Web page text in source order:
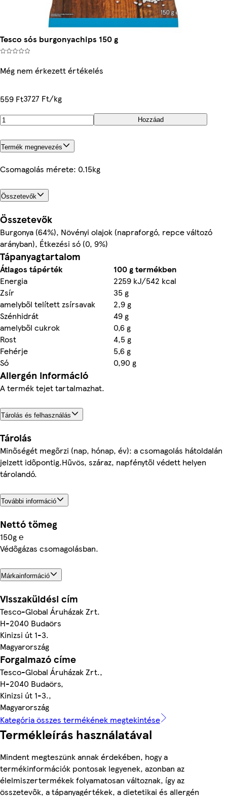
Tesco sós burgonyachips 150 g
Még nem érkezett értékelés
559 Ft3727 Ft/kg
Hozzáad
Termék megnevezés
Csomagolás mérete: 0.15kg
Összetevők
Összetevők
Burgonya (64%), Növényi olajok (napraforgó, repce változó
arányban), Étkezési só (0, 9%)
Tápanyagtartalom
Átlagos tápérték
100 g termékben
Energia
2259 kJ/542 kcal
Zsír
35 g
amelyből telített zsírsavak
2,9 g
Szénhidrát
49 g
amelyből cukrok
0,6 g
Rost
4,5 g
Fehérje
5,6 g
Só
0,90 g
Allergén információ
A termék tejet tartalmazhat.
Tárolás és felhasználás
Tárolás
Minőségét megőrzi (nap, hónap, év): a csomagolás hátoldalán
jelzett időpontig.Hűvös, száraz, napfénytől védett helyen
tárolandó.
További információ
Nettó tömeg
150g ℮
Védőgázas csomagolásban.
Márkainformáció
Visszaküldési cím
Tesco-Global Áruházak Zrt.
H-2040 Budaörs
Kinizsi út 1-3.
Magyarország
Forgalmazó címe
Tesco-Global Áruházak Zrt.,
H-2040 Budaörs,
Kinizsi út 1-3.,
Magyarország
Kategória összes termékének megtekintése
Termékleírás használatával
Mindent megteszünk annak érdekében, hogy a
termékinformációk pontosak legyenek, azonban az
élelmiszertermékek folyamatosan változnak, így az
összetevők, a tápanyagértékek, a dietetikai és allergén